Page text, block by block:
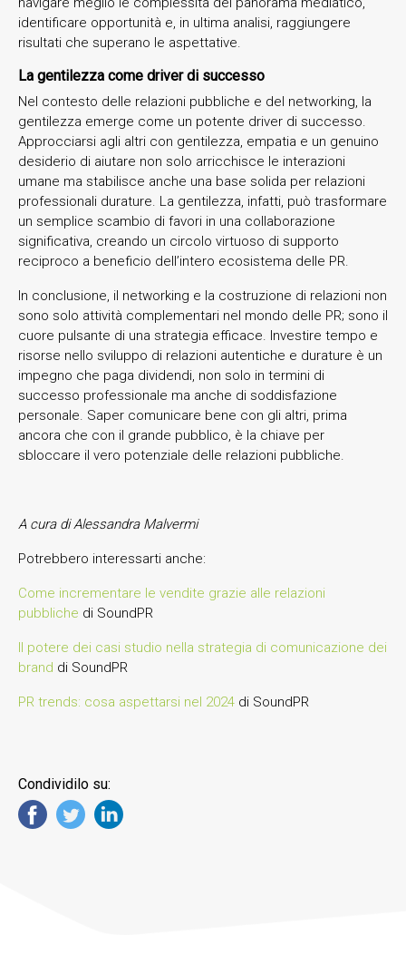
identificare opportunità e, in ultima analisi, raggiungere
risultati che superano le aspettative.
La gentilezza come driver di successo
Nel contesto delle relazioni pubbliche e del networking, la
gentilezza emerge come un potente driver di successo.
Approcciarsi agli altri con gentilezza, empatia e un genuino
desiderio di aiutare non solo arricchisce le interazioni
umane ma stabilisce anche una base solida per relazioni
professionali durature. La gentilezza, infatti, può trasformare
un semplice scambio di favori in una collaborazione
significativa, creando un circolo virtuoso di supporto
reciproco a beneficio dell’intero ecosistema delle PR.
In conclusione, il networking e la costruzione di relazioni non
sono solo attività complementari nel mondo delle PR; sono il
cuore pulsante di una strategia efficace. Investire tempo e
risorse nello sviluppo di relazioni autentiche e durature è un
impegno che paga dividendi, non solo in termini di
successo professionale ma anche di soddisfazione
personale. Saper comunicare bene con gli altri, prima
ancora che con il grande pubblico, è la chiave per
sbloccare il vero potenziale delle relazioni pubbliche.
A cura di Alessandra Malvermi
Potrebbero interessarti anche:
Come incrementare le vendite grazie alle relazioni
pubbliche di SoundPR
Il potere dei casi studio nella strategia di comunicazione dei
brand di SoundPR
PR trends: cosa aspettarsi nel 2024 di SoundPR
Condividilo su: